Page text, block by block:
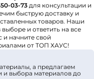
весом, что
перемещать по
варьироваться
вместимость
площади
Например, для
03-73для консультации и
быструю доставку и
товаров. Наши
и ответить на все
и начните свой
от ТОП ХАУС!
а предлагаем
и выбора материалов до